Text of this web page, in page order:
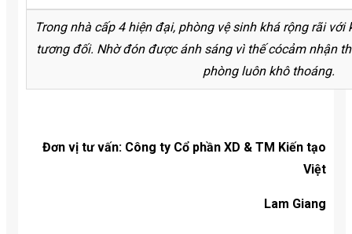
Trong nhà cấp 4 hiện đại, phòng vệ sinh khá rộng rãi
tương đối. Nhờ đón được ánh sáng vì thế cócảm nhận
phòng luôn khô thoáng.
Đơn vị tư vấn: Công ty Cổ phần XD & TM Kiến tạo
Việt
Lam Giang